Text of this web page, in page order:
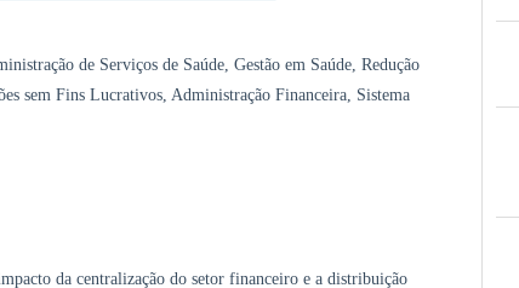
de Serviços de Saúde, Gestão em Saúde, Redução
sem Fins Lucrativos, Administração Financeira, Sistema
da centralização do setor financeiro e a distribuição